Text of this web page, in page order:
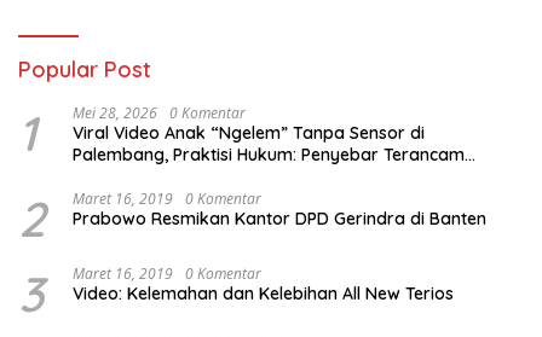
Popular Post
1 Mei 28, 2026 0 Komentar
Viral Video Anak “Ngelem” Tanpa Sensor di
Palembang, Praktisi Hukum: Penyebar Terancam
2 Maret 16, 2019 0 Komentar
Prabowo Resmikan Kantor DPD Gerindra di Banten
3 Maret 16, 2019 0 Komentar
Video: Kelemahan dan Kelebihan All New Terios